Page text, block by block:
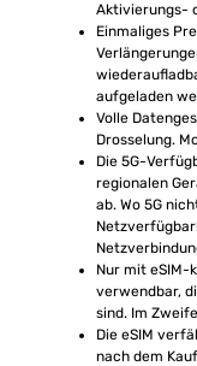
Aktivierungs-
Einmaliges
aufgeladen
Volle
Drosselung.
Die 5G-
regionalen
ab. Wo 5G
Nur mit eSIM-
verwendbar,
sind. Im
Die eSIM
nach dem